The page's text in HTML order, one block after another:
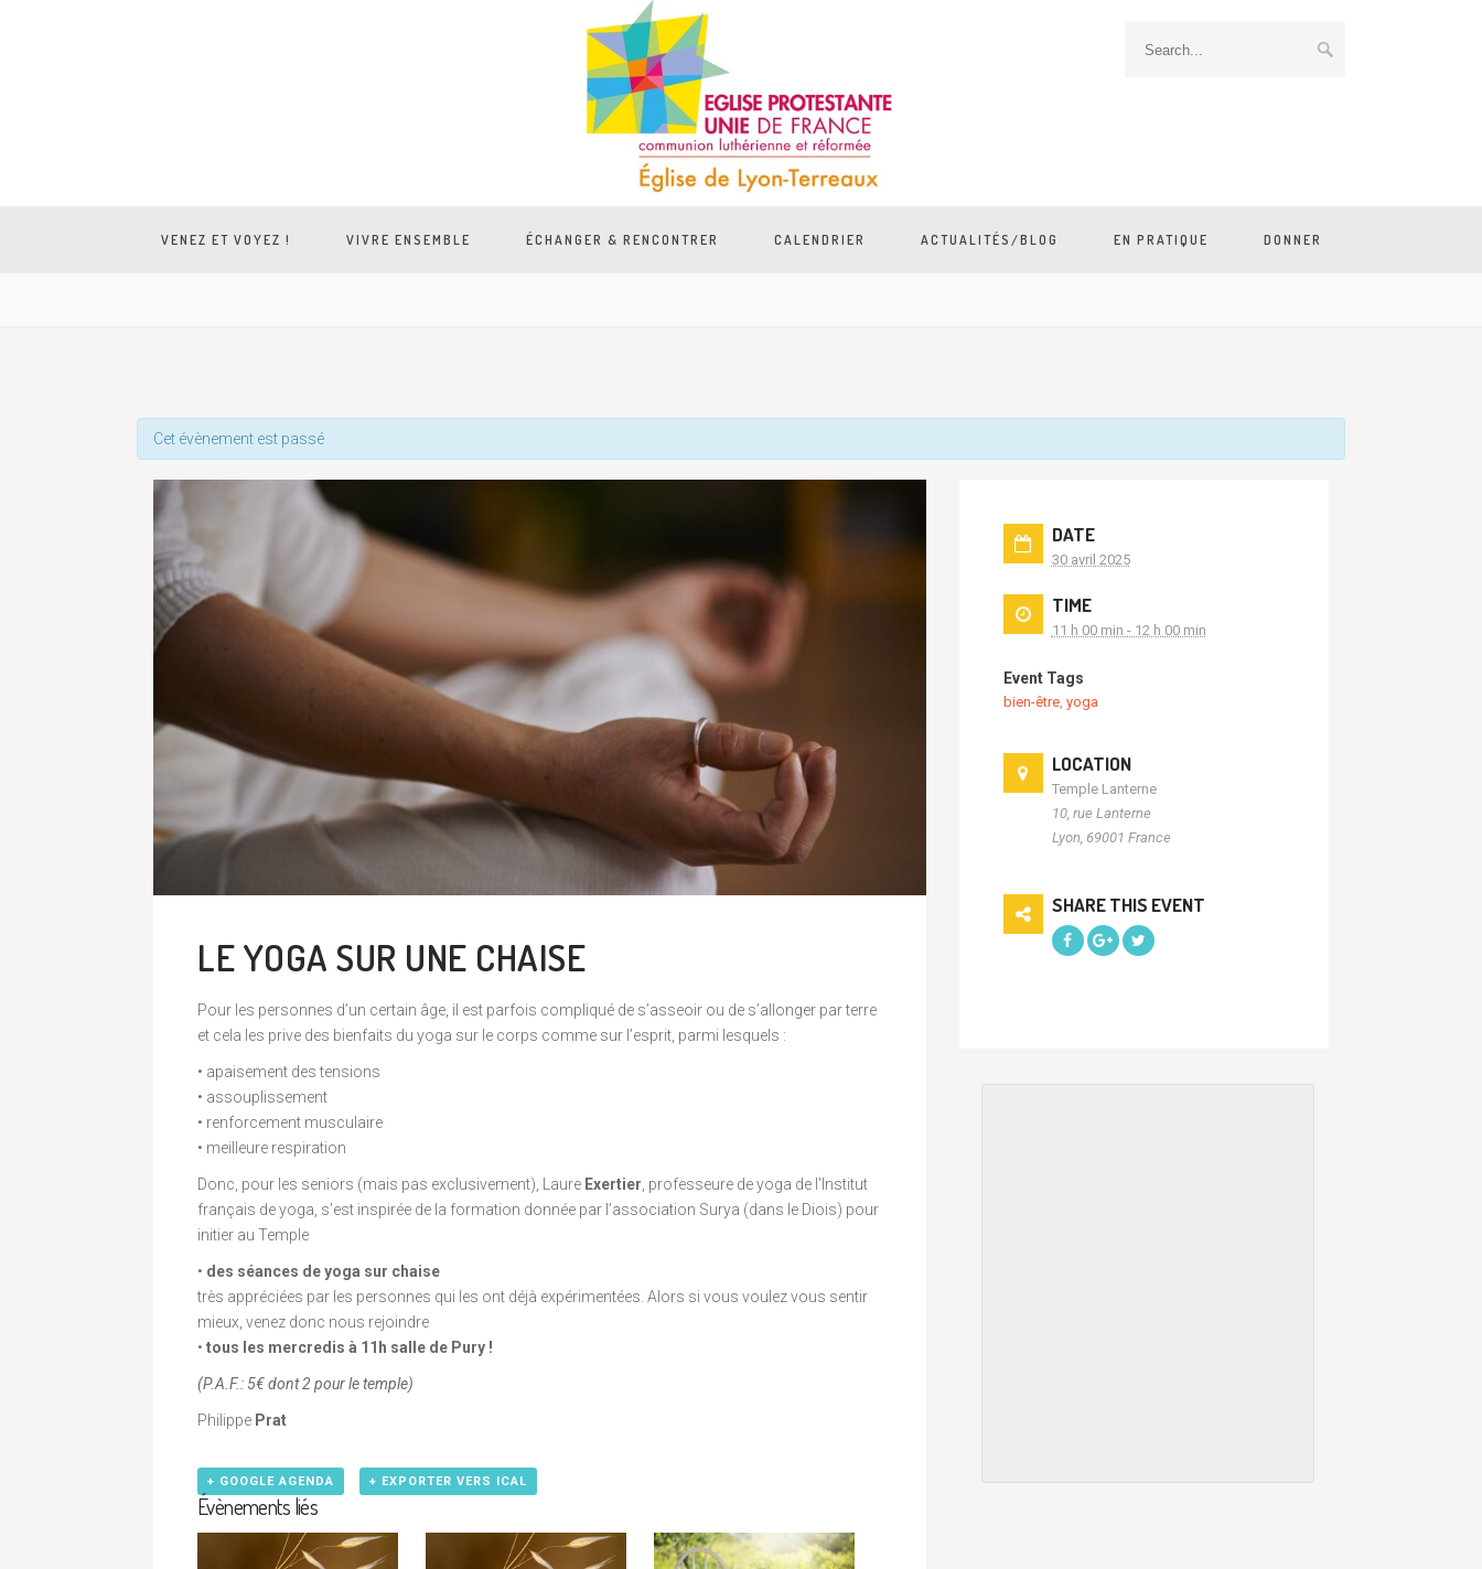
VENEZ ET VOYEZ ! VIVRE ENSEMBLE ÉCHANGER & RENCONTRER CALENDRIER ACTUALITÉS/BLOG EN PRATIQUE DONNER
Cet évènement est passé
LE YOGA SUR UNE CHAISE
Pour les personnes d’un certain âge, il est parfois compliqué de s’asseoir ou de s’allonger par terre
et cela les prive des bienfaits du yoga sur le corps comme sur l’esprit, parmi lesquels :
• apaisement des tensions
• assouplissement
• renforcement musculaire
• meilleure respiration
Donc, pour les seniors (mais pas exclusivement), Laure Exertier , professeure de yoga de l’Institut
français de yoga, s’est inspirée de la formation donnée par l’association Surya (dans le Diois) pour
initier au Temple
• des séances de yoga sur chaise
très appréciées par les personnes qui les ont déjà expérimentées. Alors si vous voulez vous sentir
mieux, venez donc nous rejoindre
• tous les mercredis à 11h salle de Pury !
(P.A.F.: 5€ dont 2 pour le temple)
Philippe Prat
+ GOOGLE AGENDA + EXPORTER VERS ICAL
Évènements liés
DATE
30 avril 2025
TIME
11 h 00 min - 12 h 00 min
Event Tags
bien-être, yoga
LOCATION
Temple Lanterne
10, rue Lanterne
Lyon, 69001 France
SHARE THIS EVENT